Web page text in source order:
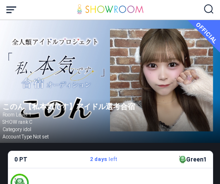
OFFICIAL
このん【私本気です】アイドル選考合宿
Room Level 1
SHOW rank C
Category idol
Account Type Not set
0 PT 2 daysleft Green1